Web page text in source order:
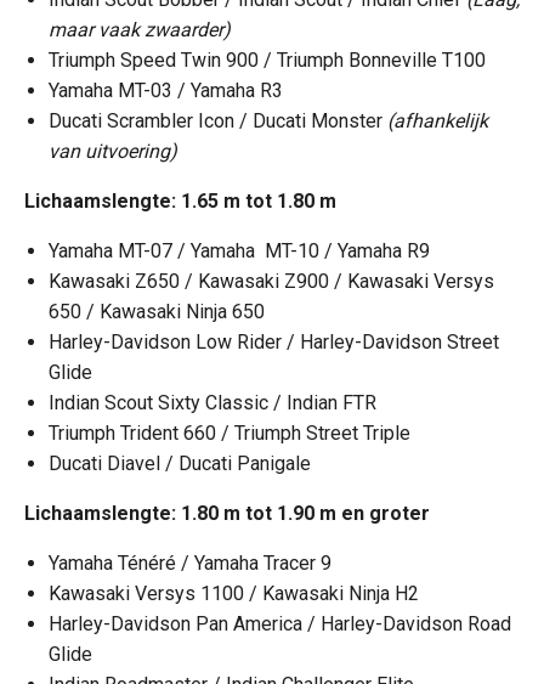
maar vaak zwaarder)
Triumph Speed Twin 900 / Triumph Bonneville T100
Yamaha MT-03 / Yamaha R3
Ducati Scrambler Icon / Ducati Monster (afhankelijk
van uitvoering)
Lichaamslengte: 1.65 m tot 1.80 m
Yamaha MT-07 / Yamaha MT-10 / Yamaha R9
Kawasaki Z650 / Kawasaki Z900 / Kawasaki Versys
650 / Kawasaki Ninja 650
Harley-Davidson Low Rider / Harley-Davidson Street
Glide
Indian Scout Sixty Classic / Indian FTR
Triumph Trident 660 / Triumph Street Triple
Ducati Diavel / Ducati Panigale
Lichaamslengte: 1.80 m tot 1.90 m en groter
Yamaha Ténéré / Yamaha Tracer 9
Kawasaki Versys 1100 / Kawasaki Ninja H2
Harley-Davidson Pan America / Harley-Davidson Road
Glide